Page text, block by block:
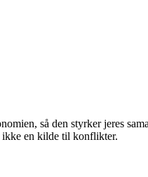
så den styrker jeres
en kilde til konflikter.